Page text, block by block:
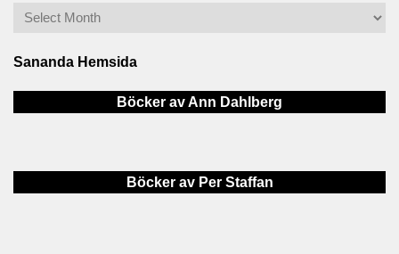
Sananda Hemsida
Böcker av Ann Dahlberg
Böcker av Per Staffan